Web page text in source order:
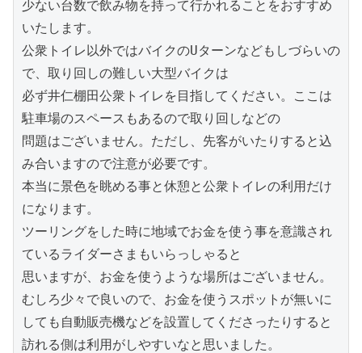
少ない台数で飲み物を持って行かれることをおすすめ
いたします。
公衆トイレ以外ではバイクのUターンなどもしづらいの
で、取り回しの難しい大型バイクは
必ず井仁棚田公衆トイレを目指してください。ここは
駐車場のスペースもあるので取り回しなどの
問題はございません。ただし、先客がいたりすると込
み合いますので注意が必要です。
本当に景色を眺める事と休憩と公衆トイレの利用だけ
になります。
ツーリングをした時に地域でお金を使う事を意識され
ているライダーさまもいらっしゃると
思いますが、お金を使うような場所はございません。
むしろ少々で良いので、お金を使うスポットが無いに
しても自動販売機などを設置してくださったりすると
訪れる側は利用がしやすいなと思いました。